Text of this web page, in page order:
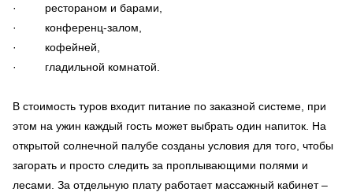
· рестораном и барами,
· конференц-залом,
· кофейней,
· гладильной комнатой.
В стоимость туров входит питание по заказной системе, при
этом на ужин каждый гость может выбрать один напиток. На
открытой солнечной палубе созданы условия для того, чтобы
загорать и просто следить за проплывающими полями и
лесами. За отдельную плату работает массажный кабинет –